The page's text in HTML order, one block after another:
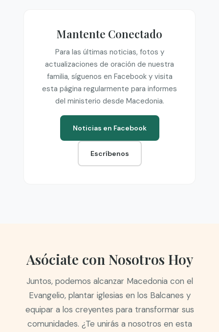
Mantente Conectado
Para las últimas noticias, fotos y
actualizaciones de oración de nuestra
familia, síguenos en Facebook y visita
esta página regularmente para informes
del ministerio desde Macedonia.
Noticias en Facebook
Escríbenos
Asóciate con Nosotros Hoy
Juntos, podemos alcanzar Macedonia con el
Evangelio, plantar iglesias en los Balcanes y
equipar a los creyentes para transformar sus
comunidades. ¿Te unirás a nosotros en esta